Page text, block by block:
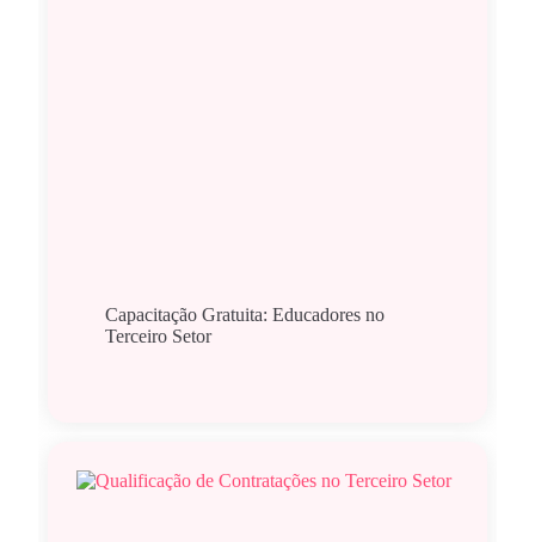
Capacitação Gratuita: Educadores no
Terceiro Setor